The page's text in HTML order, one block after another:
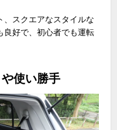
、スクエアなスタイルな
良好で、初心者でも運転
使い勝手